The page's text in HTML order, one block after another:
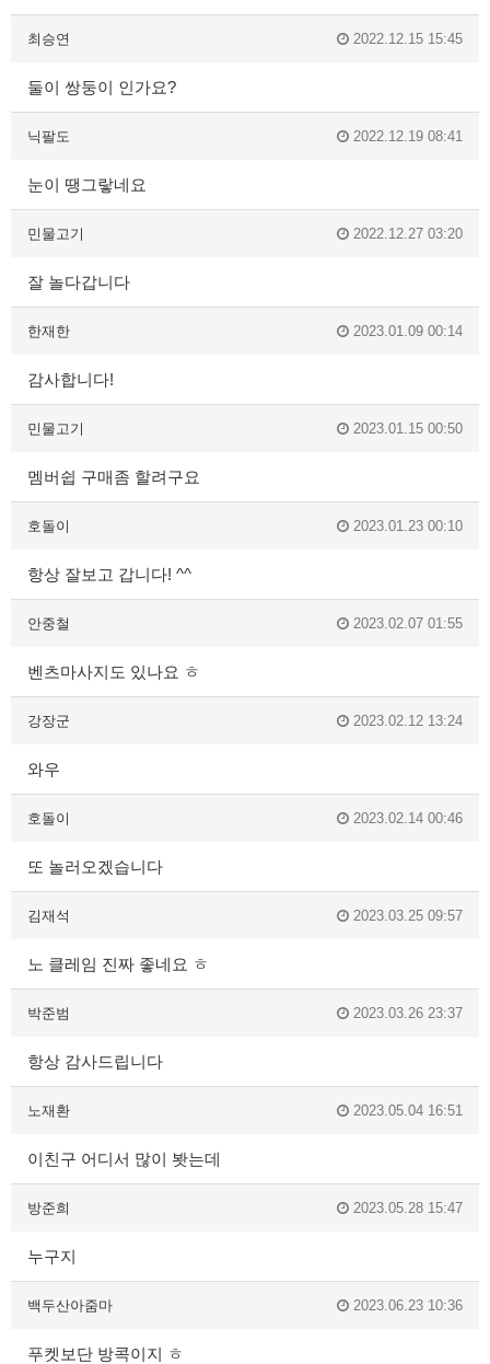
최승연 2022.12.15 15:45
둘이 쌍둥이 인가요?
닉팔도 2022.12.19 08:41
눈이 땡그랗네요
민물고기 2022.12.27 03:20
잘 놀다갑니다
한재한 2023.01.09 00:14
감사합니다!
민물고기 2023.01.15 00:50
멤버쉽 구매좀 할려구요
호돌이 2023.01.23 00:10
항상 잘보고 갑니다! ^^
안중철 2023.02.07 01:55
벤츠마사지도 있나요 ㅎ
강장군 2023.02.12 13:24
와우
호돌이 2023.02.14 00:46
또 놀러오겠습니다
김재석 2023.03.25 09:57
노 클레임 진짜 좋네요 ㅎ
박준범 2023.03.26 23:37
항상 감사드립니다
노재환 2023.05.04 16:51
이친구 어디서 많이 봣는데
방준희 2023.05.28 15:47
누구지
백두산아줌마 2023.06.23 10:36
푸켓보단 방콕이지 ㅎ